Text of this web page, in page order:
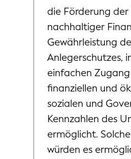
die Förderung
nachhaltiger
Gewährleistung
Anlegerschutzes,
einfachen
finanziellen und
sozialen und
Kennzahlen des
ermöglicht.
würden es